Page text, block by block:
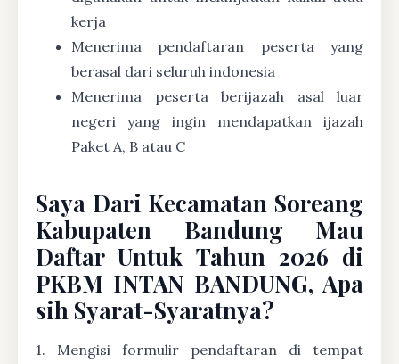
kerja
Menerima pendaftaran peserta yang
berasal dari seluruh indonesia
Menerima peserta berijazah asal luar
negeri yang ingin mendapatkan ijazah
Paket A, B atau C
Saya Dari Kecamatan Soreang
Kabupaten Bandung Mau
Daftar Untuk Tahun 2026 di
PKBM INTAN BANDUNG, Apa
sih Syarat-Syaratnya?
1. Mengisi formulir pendaftaran di tempat